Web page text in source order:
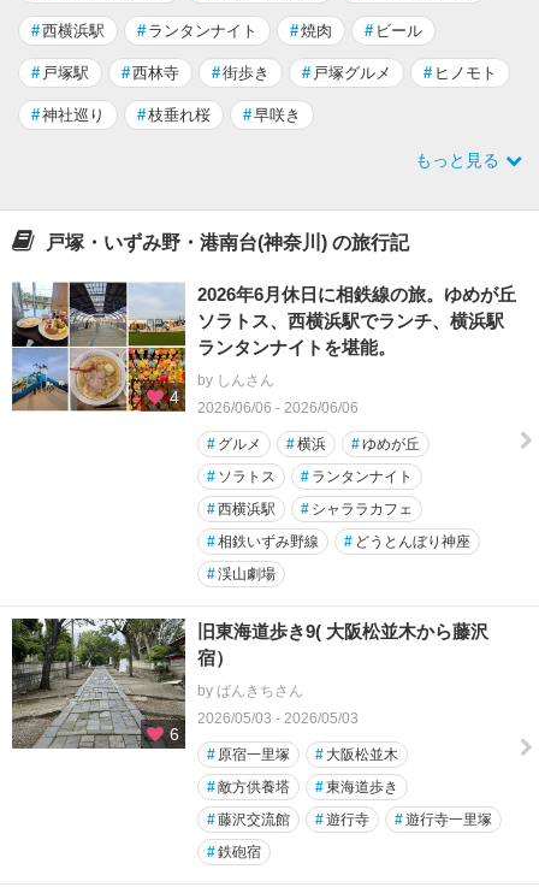
#西横浜駅 # ランタンナイト #焼肉 # ビール
# 戸塚駅 #西林寺 #街歩き # 戸塚グルメ # ヒノモト
#神社巡り #枝垂れ桜 #早咲き
もっと見る
戸塚・いずみ野・港南台(神奈川) の旅行記
4
2026年6月休日に相鉄線の旅。ゆめが丘
ソラトス、西横浜駅でランチ、横浜駅
ランタンナイトを堪能。
by しんさん
2026/06/06 - 2026/06/06
# グルメ #横浜 #ゆめが丘
# ソラトス # ランタンナイト
#西横浜駅 # シャララカフェ
#相鉄いずみ野線 # どうとんぼり神座
#渓山劇場
6
旧東海道歩き9( 大阪松並木から藤沢
宿）
by ばんきちさん
2026/05/03 - 2026/05/03
# 原宿一里塚 # 大阪松並木
#敵方供養塔 #東海道歩き
#藤沢交流館 #遊行寺 #遊行寺一里塚
#鉄砲宿